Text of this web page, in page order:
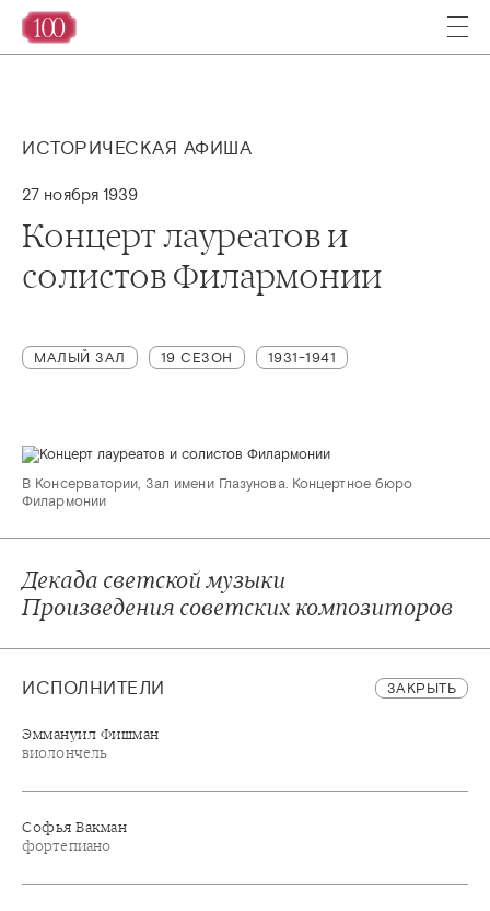
ИСТОРИЧЕСКАЯ АФИША
27 ноября 1939
Концерт лауреатов и
солистов Филармонии
МАЛЫЙ ЗАЛ 19 СЕЗОН 1931-1941
В Консерватории, Зал имени Глазунова. Концертное бюро
Филармонии
Декада светской музыки
Произведения советских композиторов
ИСПОЛНИТЕЛИ ЗАКРЫТЬ
Эммануил Фишман
виолончель
Софья Вакман
фортепиано